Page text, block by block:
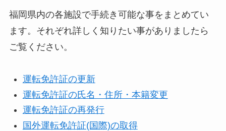
福岡県内の各施設で手続き可能な事をまとめてい
ます。それぞれ詳しく知りたい事がありましたら
ご覧ください。
運転免許証の更新
運転免許証の氏名・住所・本籍変更
運転免許証の再発行
国外運転免許証(国際)の取得